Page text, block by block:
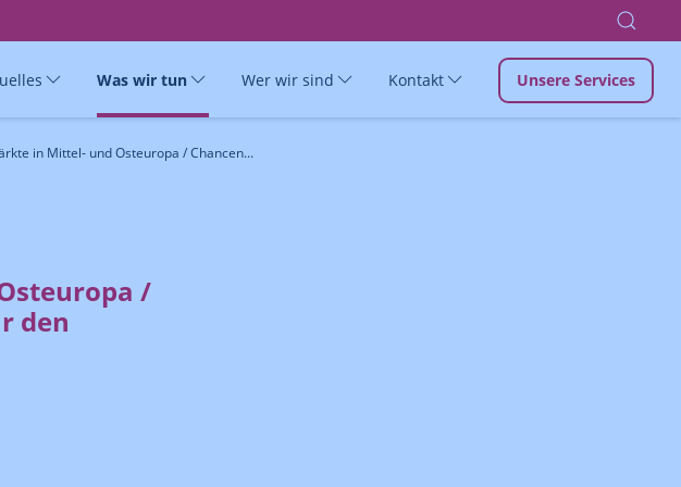
Was wir tun Wer wir sind Kontakt Unsere Services
in Mittel- und Osteuropa / Chancen...
/
den